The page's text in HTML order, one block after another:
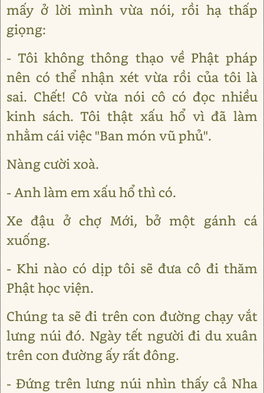
mấy ở lời mình vừa nói, rồi hạ thấp
giọng:
- Tôi không thông thạo về Phật pháp
nên có thể nhận xét vừa rồi của tôi là
sai. Chết! Cô vừa nói cô có đọc nhiều
kinh sách. Tôi thật xấu hổ vì đã làm
nhằm cái việc "Ban món vũ phủ".
Nàng cười xoà.
- Anh làm em xấu hổ thì có.
Xe đậu ở chợ Mới, bở một gánh cá
xuống.
- Khi nào có dịp tôi sẽ đưa cô đi thăm
Phật học viện.
Chúng ta sẽ đi trên con đường chạy vắt
lưng núi đó. Ngày tết người đi du xuân
trên con đường ấy rất đông.
- Đứng trên lưng núi nhìn thấy cả Nha